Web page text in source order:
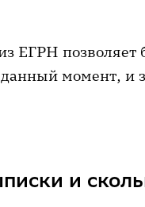
ЕГРН позволяет
момент, и
и